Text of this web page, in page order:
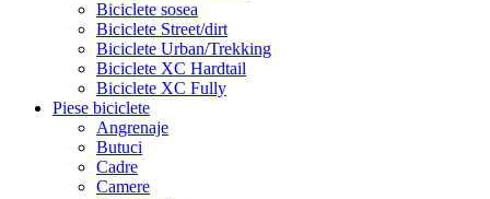
Biciclete sosea
Biciclete Street/dirt
Biciclete Urban/Trekking
Biciclete XC Hardtail
Biciclete XC Fully
Piese biciclete
Angrenaje
Butuci
Cadre
Camere